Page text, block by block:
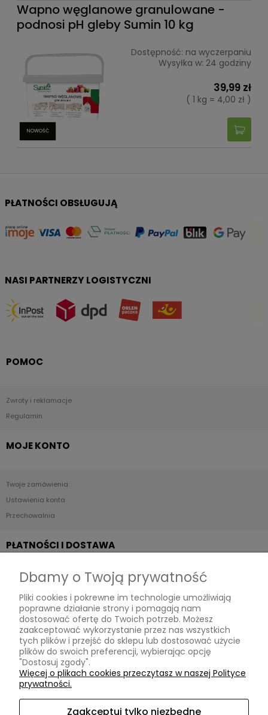
Wapno węglanowe granulowane -
podnosi pH gleby Sumin 10 kg
Dostępność: na wyczerpaniu
Wysyłka w: 24 godziny
39,99 zł
( 1 kg = 4,00 zł )
NOWOŚĆ
POMOC
Zwroty i reklamacje
Regulamin
MOJE KONTO
Twoje zamówienia
Ustawienia konta
Przechowalnia
PŁATNOŚCI I DOSTAWA
Formy płatności
Czas i koszty dostawy
INFORMACJE
Polityka prywatności
Ustawienia plików cookies
PŁATNOŚCI OBSŁUGUJĄ
NASI PARTNERZY LOGISTYCZNI
Dbamy o Twoją prywatność
Pliki cookies i pokrewne im technologie umożliwiają
poprawne działanie strony i pomagają nam
dostosować ofertę do Twoich potrzeb. Możesz
zaakceptować wykorzystanie przez nas wszystkich
tych plików i przejść do sklepu lub dostosować użycie
plików do swoich preferencji, wybierając opcję
"Dostosuj zgody".
Więcej o plikach cookies przeczytasz w naszej Polityce
prywatności.
Zaakceptuj tylko niezbędne